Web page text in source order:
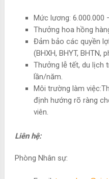
Mức lương: 6.000.000
Thưởng hoa hồng
Đảm bảo các quyền
(BHXH, BHYT, BHTN,
Thưởng lễ tết, du lịch
lần/năm.
Môi trường làm
định hướng rõ ràng
viên.
Liên hệ:
Phòng Nhân sự: